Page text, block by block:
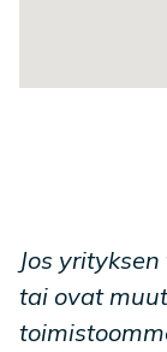
Jos
tai ovat